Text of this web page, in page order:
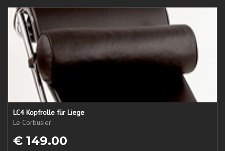
LC4 Kopfrolle für Liege
Le Corbusier
€ 149.00